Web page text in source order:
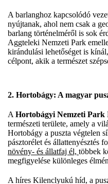
A barlanghoz kapcsolódó
nyújtanak, ahol nem csak a
barlang történelméről is sok
Aggteleki Nemzeti Park
kirándulási lehetőséget is
célpont, akik a természet
2. Hortobágy: A magyar
A Hortobágyi Nemzeti Park
természeti területe, amely a
Hortobágy a puszta végtelen
pásztorélet és állattenyésztés
növény- és állatfaj él, többek
megfigyelése különleges
A híres Kilenclyukú híd, a